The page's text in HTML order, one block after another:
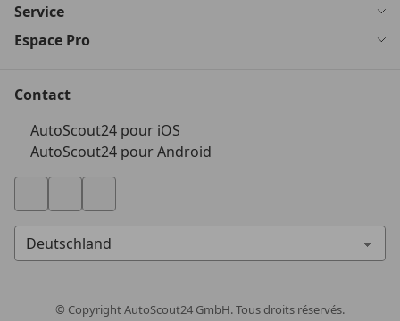
Service
Espace Pro
Contact
AutoScout24 pour iOS
AutoScout24 pour Android
© CopyrightAutoScout24 GmbH. Tous droits réservés.